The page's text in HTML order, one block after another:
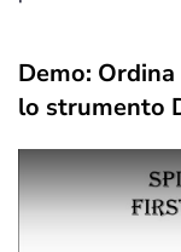
Demo:
lo strumento